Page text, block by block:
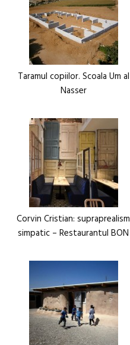
Taramul copiilor. Scoala Um al
Nasser
Corvin Cristian: supraprealism
simpatic – Restaurantul BON